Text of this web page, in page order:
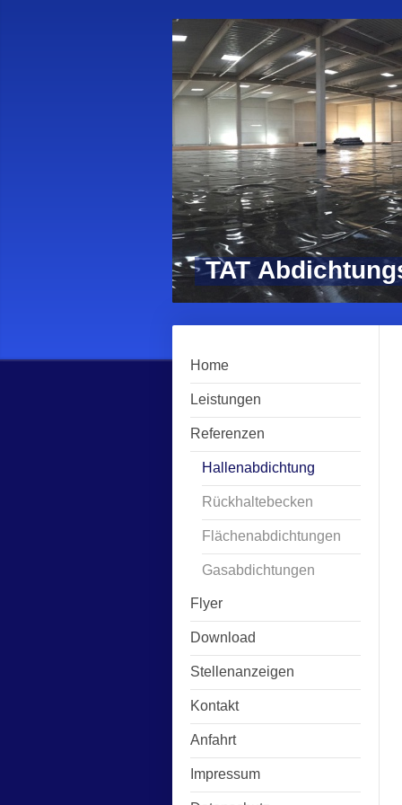
TAT
Home
Leistungen
Referenzen
Hallenabdichtung
Rückhaltebecken
Flächenabdichtungen
Gasabdichtungen
Flyer
Download
Stellenanzeigen
Kontakt
Anfahrt
Impressum